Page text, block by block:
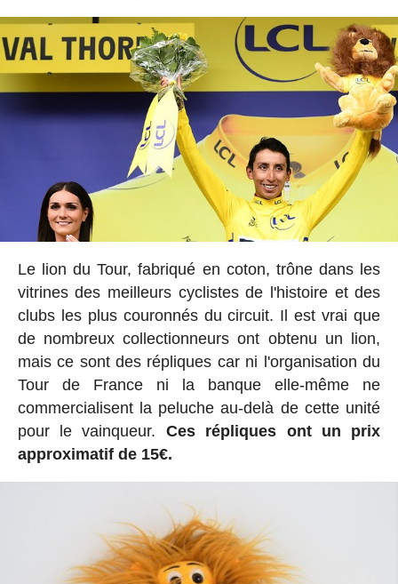
Le lion du Tour, fabriqué en coton, trône dans les
vitrines des meilleurs cyclistes de l'histoire et des
clubs les plus couronnés du circuit. Il est vrai que
de nombreux collectionneurs ont obtenu un lion,
mais ce sont des répliques car ni l'organisation du
Tour de France ni la banque elle-même ne
commercialisent la peluche au-delà de cette unité
pour le vainqueur. Ces répliques ont un prix
approximatif de 15€.